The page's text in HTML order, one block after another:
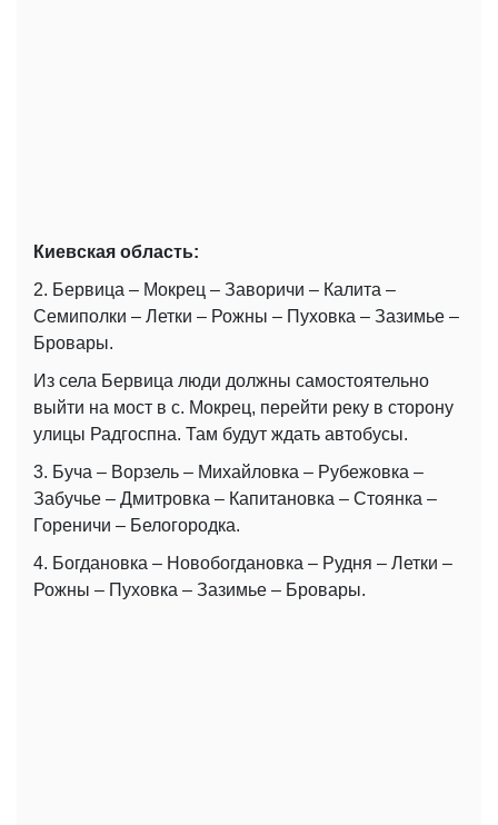
Киевская область:
2. Бервица – Мокрец – Заворичи – Калита –
Семиполки – Летки – Рожны – Пуховка – Зазимье –
Бровары.
Из села Бервица люди должны самостоятельно
выйти на мост в с. Мокрец, перейти реку в сторону
улицы Радгоспна. Там будут ждать автобусы.
3. Буча – Ворзель – Михайловка – Рубежовка –
Забучье – Дмитровка – Капитановка – Стоянка –
Гореничи – Белогородка.
4. Богдановка – Новобогдановка – Рудня – Летки –
Рожны – Пуховка – Зазимье – Бровары.